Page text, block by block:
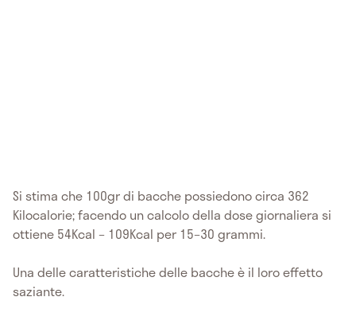
Si stima che 100gr di bacche possiedono circa 362
Kilocalorie; facendo un calcolo della dose giornaliera si
ottiene 54Kcal – 109Kcal per 15–30 grammi.
Una delle caratteristiche delle bacche è il loro effetto
saziante.